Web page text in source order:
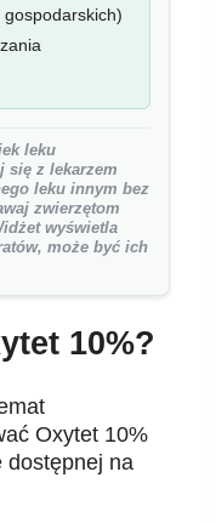
leku
się z lekarzem
leku innym bez
zwierzętom
wyświetla
może być ich
10%?
Oxytet 10%
dostępnej na